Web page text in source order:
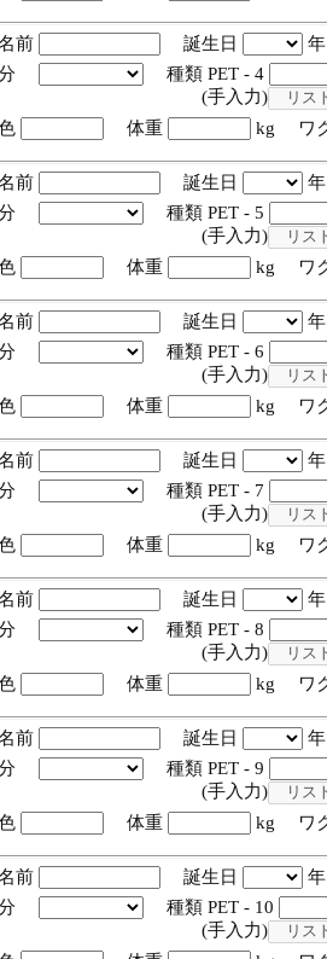
前 誕生日
分
種類 PET - 4
手入力)
体重 kg ワ
前 誕生日
分
種類 PET - 5
手入力)
体重 kg ワ
前 誕生日
分
種類 PET - 6
手入力)
体重 kg ワ
前 誕生日
分
種類 PET - 7
手入力)
体重 kg ワ
前 誕生日
分
種類 PET - 8
手入力)
体重 kg ワ
前 誕生日
分
種類 PET - 9
手入力)
体重 kg ワ
前 誕生日
分
種類 PET - 10
手入力)